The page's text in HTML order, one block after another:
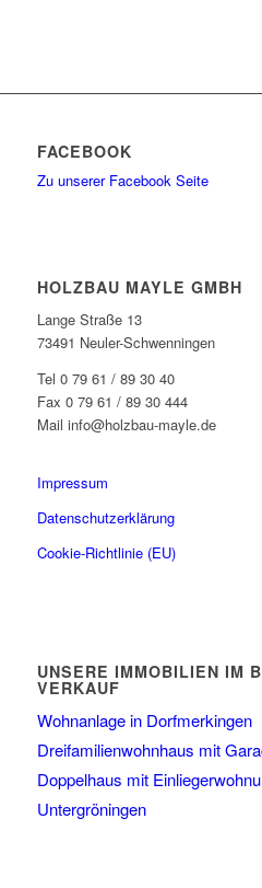
FACEBOOK
Zu unserer Facebook Seite
HOLZBAU MAYLE GMBH
Lange Straße 13
73491 Neuler-Schwenningen
Tel 0 79 61 / 89 30 40
Fax 0 79 61 / 89 30 444
Mail info@holzbau-mayle.de
Impressum
Datenschutzerklärung
Cookie-Richtlinie (EU)
UNSERE IMMOBILIEN IM
VERKAUF
Wohnanlage in Dorfmerkingen
Dreifamilienwohnhaus mit
Doppelhaus mit
Untergröningen